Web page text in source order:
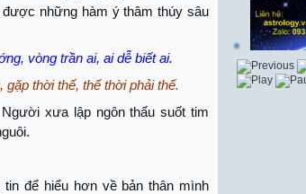
những hàm ý thâm thúy sâu
vòng trần ai, ai dễ biết ai.
gặp thời thế, thế thời phải thế.
Người xưa lập ngôn thấu suốt tim
để hiểu hơn về bản thân mình